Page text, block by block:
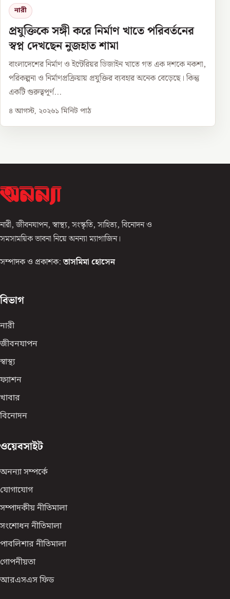
নারী
প্রযুক্তিকে সঙ্গী করে নির্মাণ খাতে পরিবর্তনের
স্বপ্ন দেখছেন নুজহাত শামা
বাংলাদেশের নির্মাণ ও ইন্টেরিয়র ডিজাইন খাতে গত এক দশকে নকশা,
পরিকল্পনা ও নির্মাণপ্রক্রিয়ায় প্রযুক্তির ব্যবহার অনেক বেড়েছে। কিন্তু
একটি গুরুত্বপূর্ণ...
৪ আগস্ট, ২০২৬১ মিনিট পাঠ
নারী, জীবনযাপন, স্বাস্থ্য, সংস্কৃতি, সাহিত্য, বিনোদন ও
সমসাময়িক ভাবনা নিয়ে অনন্যা ম্যাগাজিন।
সম্পাদক ও প্রকাশক: তাসমিমা হোসেন
বিভাগ
নারী
জীবনযাপন
স্বাস্থ্য
ফ্যাশন
খাবার
বিনোদন
ওয়েবসাইট
অনন্যা সম্পর্কে
যোগাযোগ
সম্পাদকীয় নীতিমালা
সংশোধন নীতিমালা
পাবলিশার নীতিমালা
গোপনীয়তা
আরএসএস ফিড